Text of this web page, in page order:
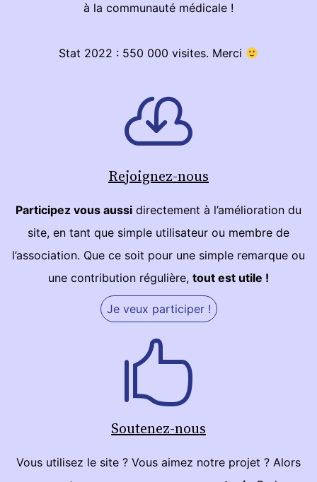
à la communauté médicale !
Stat 2022 : 550 000 visites. Merci
Rejoignez-nous
Participez vous aussi directement à l’amélioration du
site, en tant que simple utilisateur ou membre de
l’association. Que ce soit pour une simple remarque ou
une contribution régulière, tout est utile !
Je veux participer !
Soutenez-nous
Vous utilisez le site ? Vous aimez notre projet ? Alors